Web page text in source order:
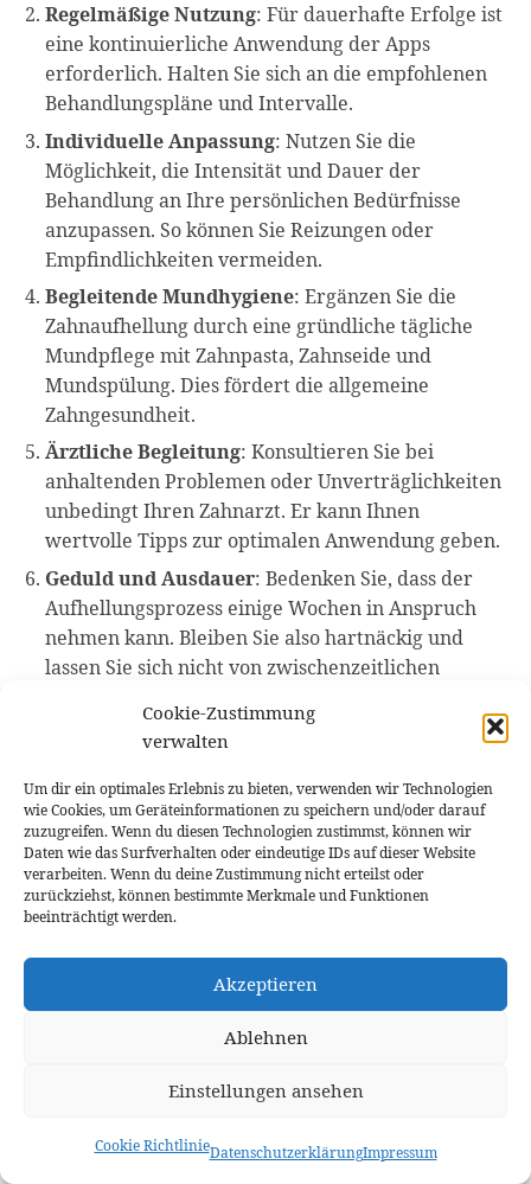
Cookie-Zustimmung
verwalten
Um dir ein optimales Erlebnis zu bieten, verwenden wir Technologien
wie Cookies, um Geräteinformationen zu speichern und/oder darauf
zuzugreifen. Wenn du diesen Technologien zustimmst, können wir
Daten wie das Surfverhalten oder eindeutige IDs auf dieser Website
verarbeiten. Wenn du deine Zustimmung nicht erteilst oder
zurückziehst, können bestimmte Merkmale und Funktionen
beeinträchtigt werden.
Akzeptieren
Ablehnen
Einstellungen ansehen
Cookie RichtlinieDatenschutzerklärungImpressum
Regelmäßige Nutzung: Für dauerhafte Erfolge ist
eine kontinuierliche Anwendung der Apps
erforderlich. Halten Sie sich an die empfohlenen
Behandlungspläne und Intervalle.
Individuelle Anpassung: Nutzen Sie die
Möglichkeit, die Intensität und Dauer der
Behandlung an Ihre persönlichen Bedürfnisse
anzupassen. So können Sie Reizungen oder
Empfindlichkeiten vermeiden.
Begleitende Mundhygiene: Ergänzen Sie die
Zahnaufhellung durch eine gründliche tägliche
Mundpflege mit Zahnpasta, Zahnseide und
Mundspülung. Dies fördert die allgemeine
Zahngesundheit.
Ärztliche Begleitung: Konsultieren Sie bei
anhaltenden Problemen oder Unverträglichkeiten
unbedingt Ihren Zahnarzt. Er kann Ihnen
wertvolle Tipps zur optimalen Anwendung geben.
Geduld und Ausdauer: Bedenken Sie, dass der
Aufhellungsprozess einige Wochen in Anspruch
nehmen kann. Bleiben Sie also hartnäckig und
lassen Sie sich nicht von zwischenzeitlichen
Lifestyle-Anpassungen
: Vermeiden Sie nach der
verfärbende Lebensmittel und Getränke wie
Kaffee, Rotwein oder Tee. So können Sie die
Ergebnisse länger erhalten.
Mit diesen Tipps können Sie sicherstellen, dass Sie
die Zahnaufhellungs-Apps im Jahr 2024 optimal für
sich nutzen und Ihr strahlendstes Lächeln
Fazit: Die Zukunft der Zahnaufhellungs-Apps
Jahren zu einer äußerst attraktiven und
leistungsfähigen Alternative zu traditionellen
Zahnaufhellungsverfahren entwickelt. Mit ihrer